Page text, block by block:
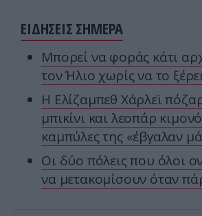
ΕΙΔΗΣΕΙΣ ΣΗΜΕΡΑ
Μπορεί να φοράς κάτι
τον Ήλιο χωρίς να το
Η Ελίζαμπεθ Χάρλεϊ
μπικίνι και λεοπάρ
καμπύλες της «έβγαλαν
Οι δύο πόλεις που όλοι
να μετακομίσουν όταν